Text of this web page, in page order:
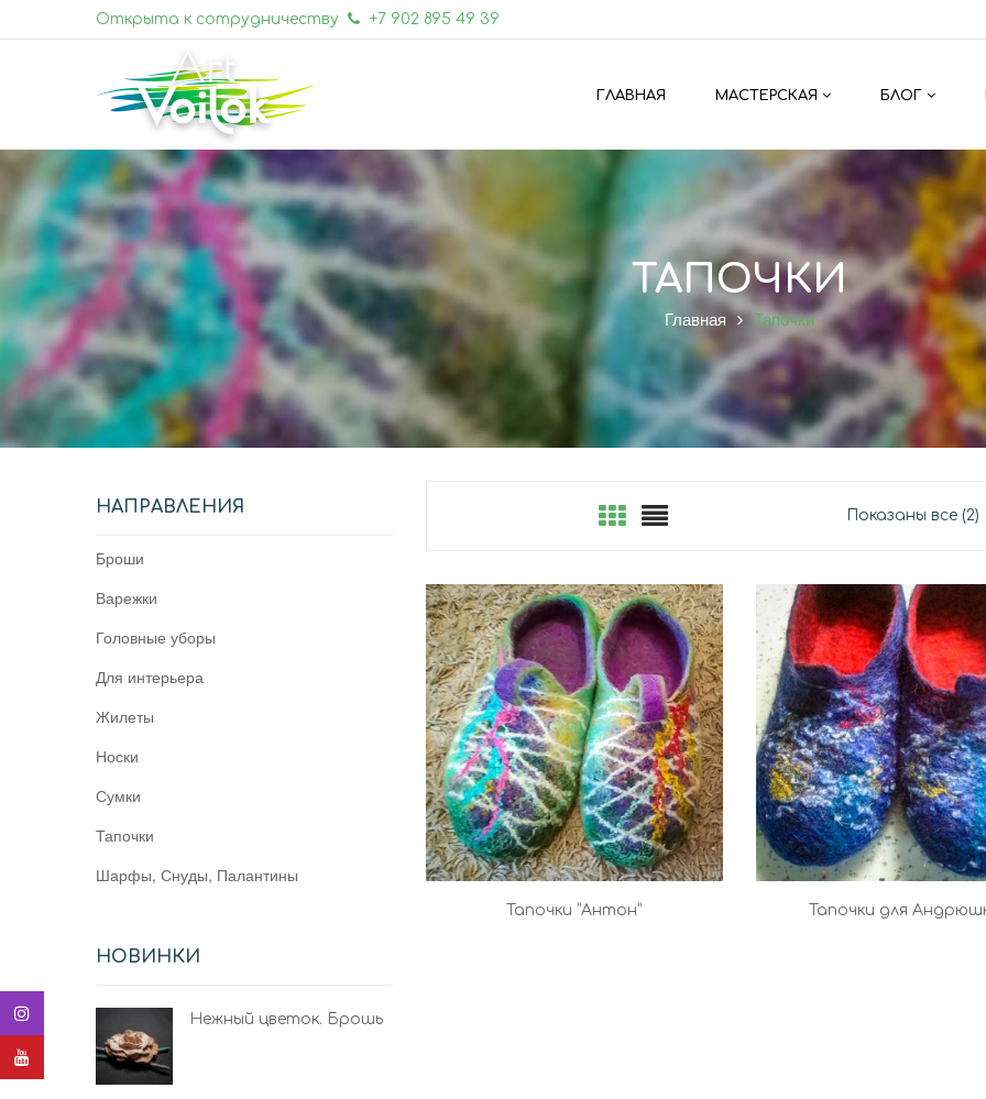
Открыта к сотрудничеству +7 902 895 49 39
ГЛАВНАЯ МАСТЕРСКАЯ БЛОГ
ТАПОЧКИ
Главная Тапочки
НАПРАВЛЕНИЯ
Броши
Варежки
Головные уборы
Для интерьера
Жилеты
Носки
Сумки
Тапочки
Шарфы, Снуды, Палантины
НОВИНКИ
красные”
Нежный цветок. Брошь
Показаны все (2)
Тапочки “Антон” Тапочки для